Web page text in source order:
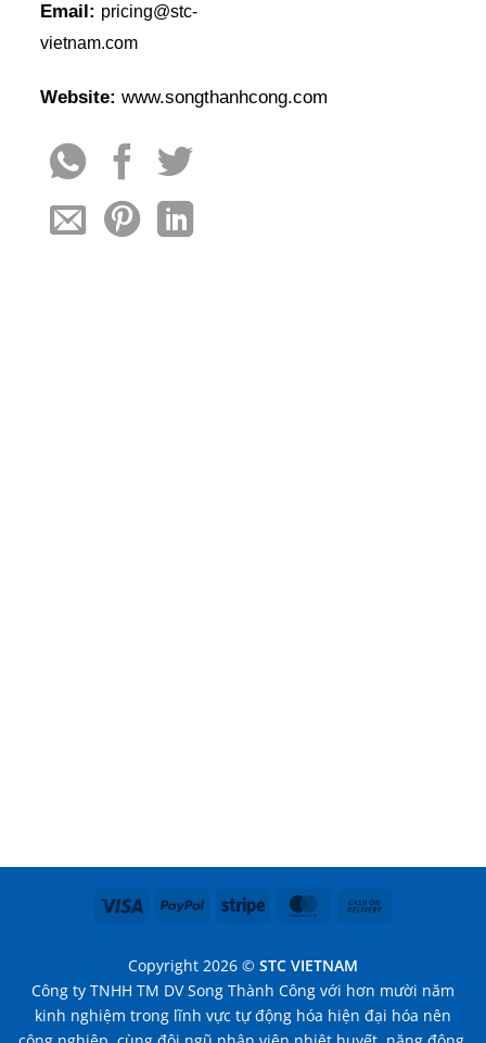
Email: pricing@stc-
vietnam.com
Website:www.songthanhcong.com
Visa PayPal Stripe MasterCard
Copyright 2026 © STC VIETNAM
Công ty TNHH TM DV Song Thành Công với hơn mười năm
kinh nghiệm trong lĩnh vực tự động hóa hiện đại hóa nên